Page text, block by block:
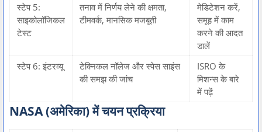
स्टेप 5:
साइकोलॉजिकल
टेस्ट
तनाव में निर्णय लेने की क्षमता,
टीमवर्क, मानसिक मजबूती
मेडिटेशन करें,
समूह में काम
करने की आदत
डालें
स्टेप 6: इंटरव्यू
टेक्निकल नॉलेज और स्पेस साइंस
की समझ की जांच
ISRO के
मिशन्स के बारे
में पढ़ें
NASA (अमेरिका) में चयन प्रक्रिया